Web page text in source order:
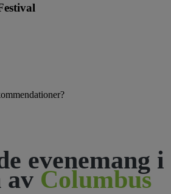
evenemang i
av Columbus